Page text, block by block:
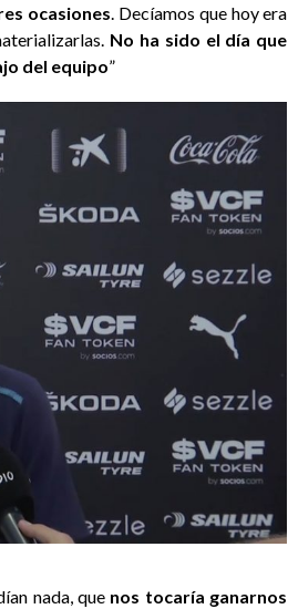
ocasiones . Decíamos que hoy era
No ha sido el día que
del equipo”
nada, que nos tocaría ganarnos